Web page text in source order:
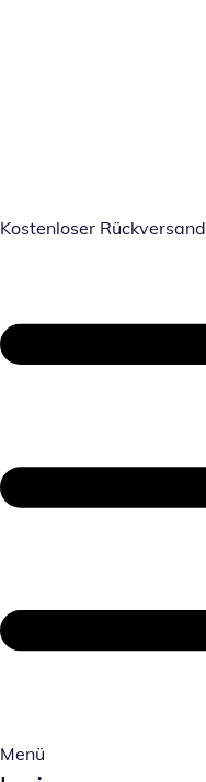
Kostenloser Rückversand
Menü